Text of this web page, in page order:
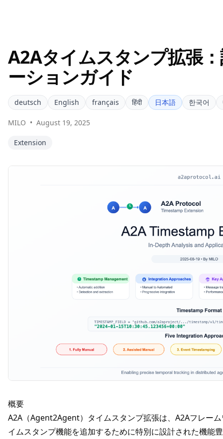
A2Aタイムスタンプ拡張
ーションガイド
deutsch English français हिंदी 日本語 한국어
MILO • August 19, 2025
Extension
概要
A2A（Agent2Agent）タイムスタンプ拡張は、A2Aフレー
イムスタンプ機能を追加するために特別に設計された機能